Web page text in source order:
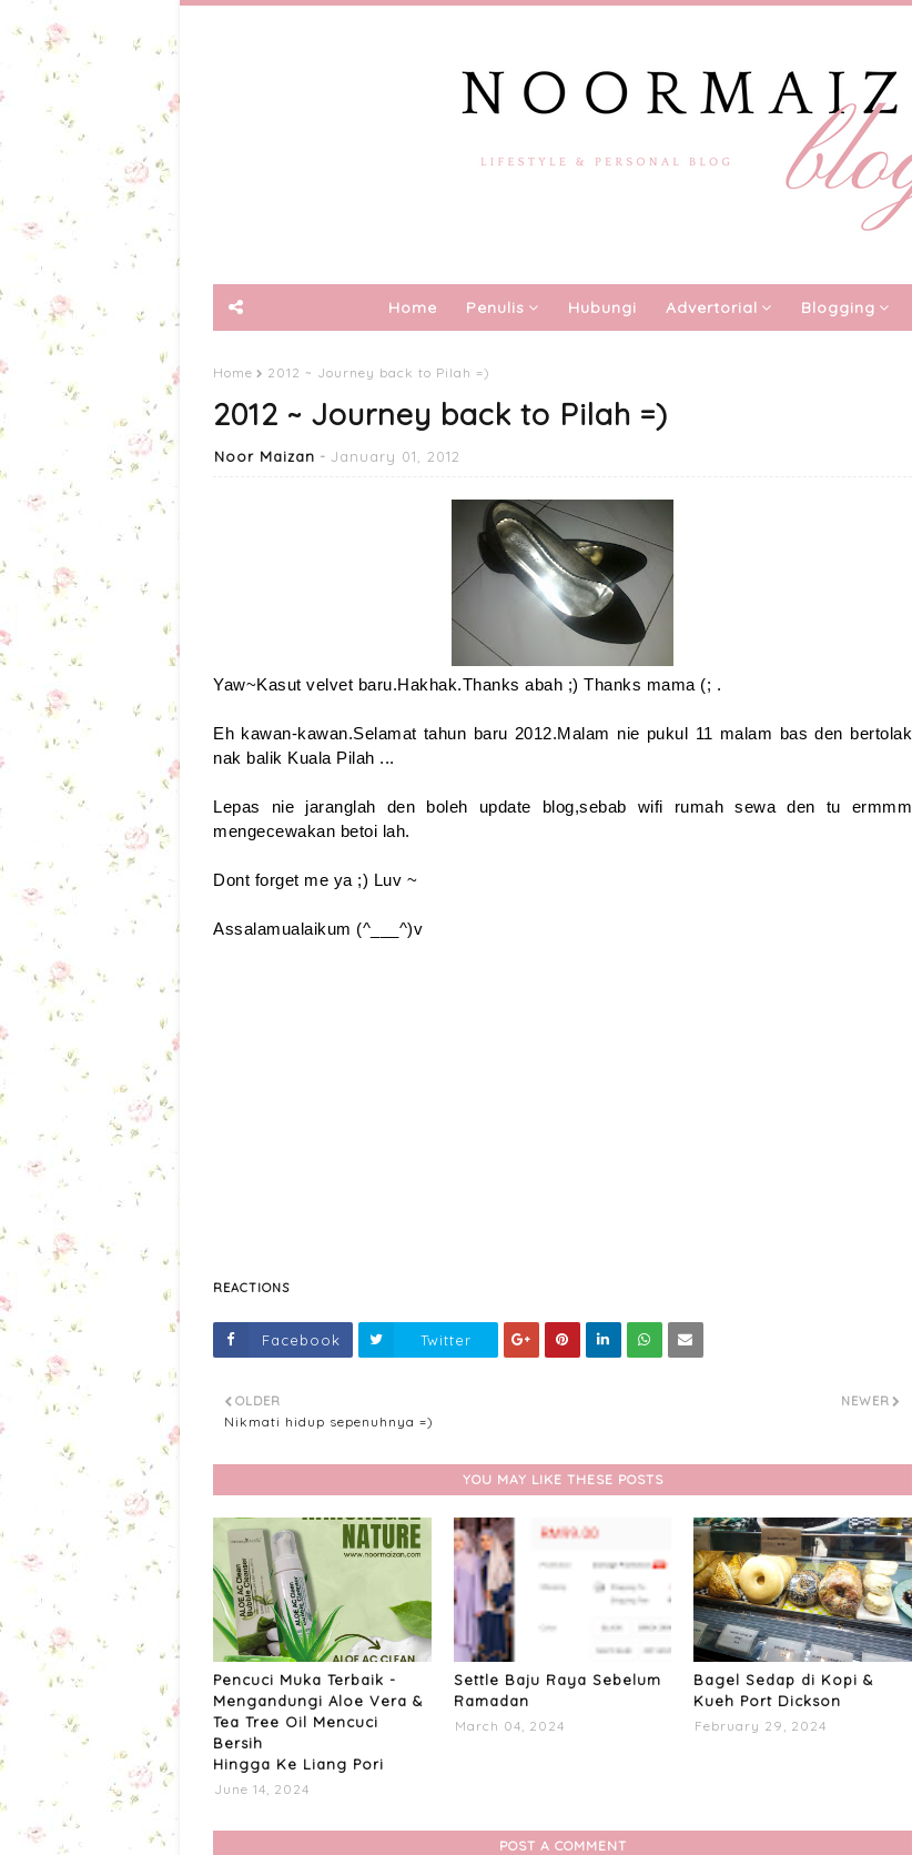
Home Penulis Hubungi Advertorial Blogging
Home 2012 ~ Journey back to Pilah =)
2012 ~ Journey back to Pilah =)
Noor Maizan January 01, 2012
Yaw~Kasut velvet baru.Hakhak.Thanks abah ;) Thanks mama (; .
Eh kawan-kawan.Selamat tahun baru 2012.Malam nie pukul 11 malam bas den bertolak
nak balik Kuala Pilah ...
Lepas nie jaranglah den boleh update blog,sebab wifi rumah sewa den tu ermmm
mengecewakan betoi lah.
Dont forget me ya ;) Luv ~
Assalamualaikum (^___^)v
REACTIONS
Facebook Twitter
NEWER
OLDER
Nikmati hidup sepenuhnya =)
YOU MAY LIKE THESE POSTS
Pencuci Muka Terbaik -
Mengandungi Aloe Vera &
Tea Tree Oil Mencuci
Bersih
Hingga Ke Liang Pori
June 14, 2024
Settle Baju Raya Sebelum
Ramadan
March 04, 2024
Bagel Sedap di Kopi &
Kueh Port Dickson
February 29, 2024
POST A COMMENT